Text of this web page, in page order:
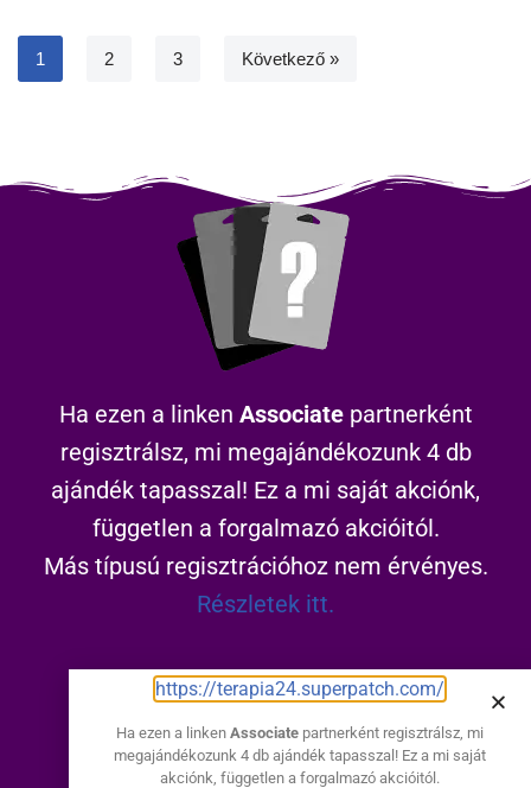
1 2 3 Következő »
Ha ezen a linken Associatepartnerként
regisztrálsz, mi megajándékozunk 4 db
ajándék tapasszal! Ez a mi saját akciónk,
független a forgalmazó akcióitól.
Más típusú regisztrációhoz nem érvényes.
Részletek itt.
https://terapia24.superpatch.com/
Elakadtál?
https://terapia24.superpatch.com/
Ha ezen a linken Associate partnerként regisztrálsz, mi
megajándékozunk 4 db ajándék tapasszal! Ez a mi saját
akciónk, független a forgalmazó akcióitól.